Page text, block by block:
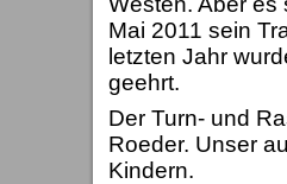
Mai 2011 sein
letzten Jahr
geehrt.
Der Turn- und
Roeder. Unser
Kindern.